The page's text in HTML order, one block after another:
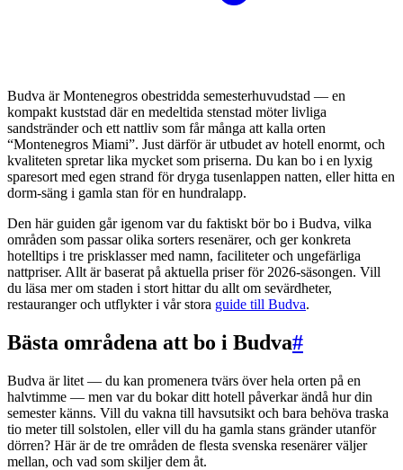
Budva är Montenegros obestridda semesterhuvudstad — en
kompakt kuststad där en medeltida stenstad möter livliga
sandstränder och ett nattliv som får många att kalla orten
“Montenegros Miami”. Just därför är utbudet av hotell enormt, och
kvaliteten spretar lika mycket som priserna. Du kan bo i en lyxig
sparesort med egen strand för dryga tusenlappen natten, eller hitta en
dorm-säng i gamla stan för en hundralapp.
Den här guiden går igenom var du faktiskt bör bo i Budva, vilka
områden som passar olika sorters resenärer, och ger konkreta
hotelltips i tre prisklasser med namn, faciliteter och ungefärliga
nattpriser. Allt är baserat på aktuella priser för 2026-säsongen. Vill
du läsa mer om staden i stort hittar du allt om sevärdheter,
restauranger och utflykter i vår stora guide till Budva.
Bästa områdena att bo i Budva#
Budva är litet — du kan promenera tvärs över hela orten på en
halvtimme — men var du bokar ditt hotell påverkar ändå hur din
semester känns. Vill du vakna till havsutsikt och bara behöva traska
tio meter till solstolen, eller vill du ha gamla stans gränder utanför
dörren? Här är de tre områden de flesta svenska resenärer väljer
mellan, och vad som skiljer dem åt.